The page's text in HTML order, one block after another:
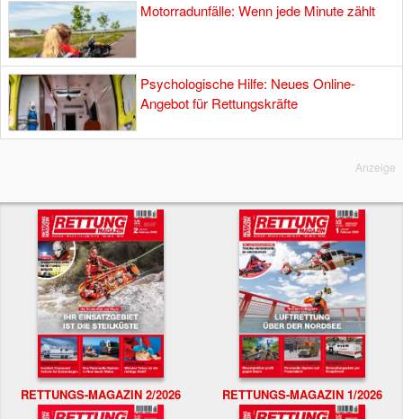
Motorradunfälle: Wenn jede Minute zählt
Psychologische Hilfe: Neues Online-
Angebot für Rettungskräfte
Anzeige
RETTUNGS-MAGAZIN 2/2026 RETTUNGS-MAGAZIN 1/2026